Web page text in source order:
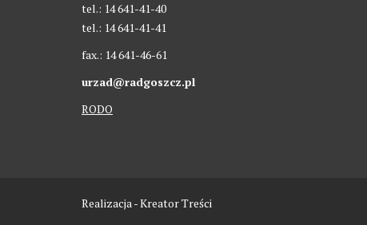
tel.: 14 641-41-40
tel.: 14 641-41-41
fax.: 14 641-46-61
urzad@radgoszcz.pl
RODO
Realizacja - Kreator Treści